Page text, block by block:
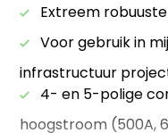
Extreem
Voor gebruik in
infrastructuur
4- en 5-polige
hoogstroom (500A,